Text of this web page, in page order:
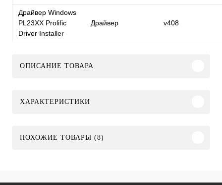
Драйвер Windows
PL23XX Prolific
Driver Installer
Драйвер v408
ОПИСАНИЕ ТОВАРА
ХАРАКТЕРИСТИКИ
ПОХОЖИЕ ТОВАРЫ (8)